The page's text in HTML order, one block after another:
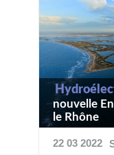
nouvelle
le Rhône
22 03 2022